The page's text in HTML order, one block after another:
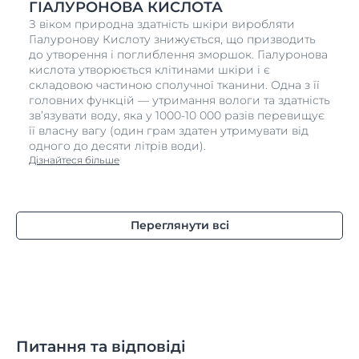
ГІАЛУРОНОВА КИСЛОТА
З віком природна здатність шкіри виробляти
Гіалуронову Кислоту знижується, що призводить
до утворення і поглиблення зморшок. Гіалуронова
кислота утворюється клітинами шкіри і є
складовою частиною сполучної тканини. Одна з її
головних функцій — утримання вологи та здатність
зв’язувати воду, яка у 1000-10 000 разів перевищує
її власну вагу (один грам здатен утримувати від
одного до десяти літрів води).
Дізнайтеся більше
Переглянути всі
Питання та відповіді